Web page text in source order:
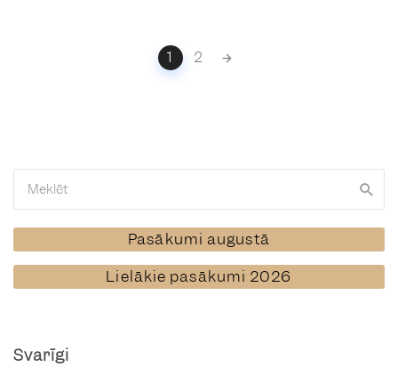
1 2
Pasākumi augustā
Lielākie pasākumi 2026
Svarīgi